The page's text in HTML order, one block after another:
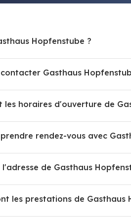
Hopfenstube ?
contacter Gasthaus
les horaires d'ouverture de
rendez-vous avec
l'adresse de Gasthaus
les prestations de Gasthaus